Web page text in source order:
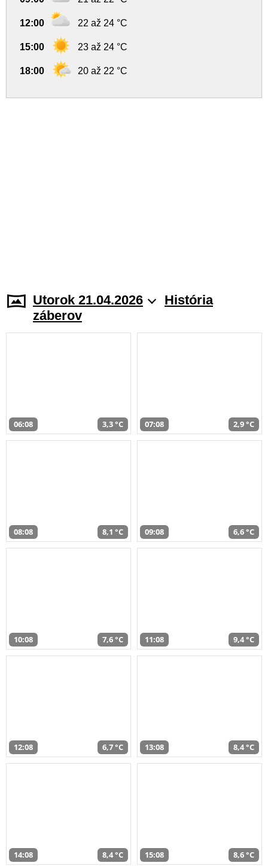
12:00 22 až 24 °C
15:00 23 až 24 °C
18:00 20 až 22 °C
Utorok 21.04.2026
História
záberov
06:08 3,3 °C 07:08 2,9 °C
08:08 8,1 °C 09:08 6,6 °C
10:08 7,6 °C 11:08 9,4 °C
12:08 6,7 °C 13:08 8,4 °C
14:08 8,4 °C 15:08 8,6 °C